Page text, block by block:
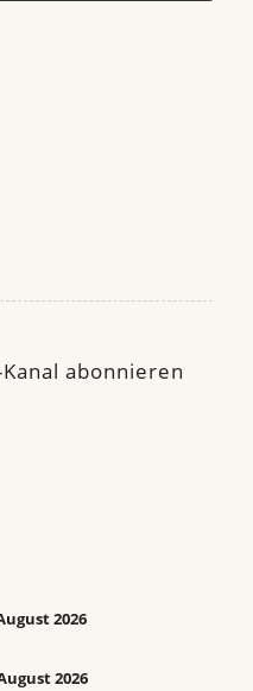
abonnieren
2026
2026